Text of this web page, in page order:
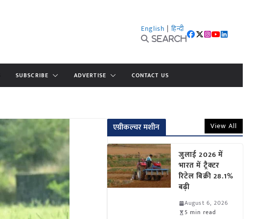
English | हिन्दी
Search
SUBSCRIBE ADVERTISE CONTACT US
एग्रीकल्चर मशीन View All
जुलाई 2026 में
भारत में ट्रैक्टर
रिटेल बिक्री 28.1%
बढ़ी
August 6, 2026
5 min read